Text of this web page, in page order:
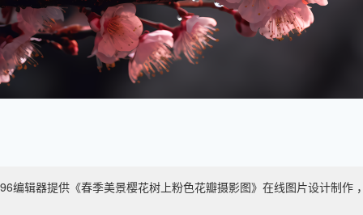
96编辑器提供《春季美景樱花树上粉色花瓣摄影图》在线图片设计制